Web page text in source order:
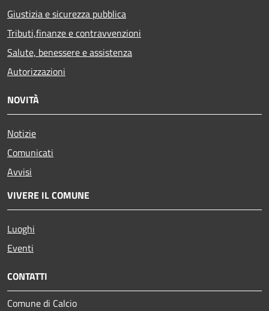
Giustizia e sicurezza pubblica
Tributi,finanze e contravvenzioni
Salute, benessere e assistenza
Autorizzazioni
NOVITÀ
Notizie
Comunicati
Avvisi
VIVERE IL COMUNE
Luoghi
Eventi
CONTATTI
Comune di Calcio